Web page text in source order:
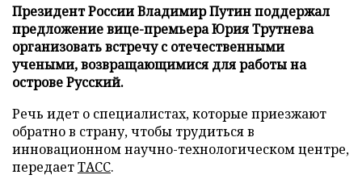
Президент России Владимир Путин поддержал
предложение вице-премьера Юрия Трутнева
организовать встречу с отечественными
учеными, возвращающимися для работы на
острове Русский.
Речь идет о специалистах, которые приезжают
обратно в страну, чтобы трудиться в
инновационном научно-технологическом центре,
передаетТАСС.